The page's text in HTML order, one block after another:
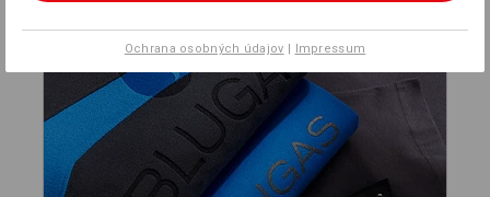
Ochrana osobných údajov | Impressum